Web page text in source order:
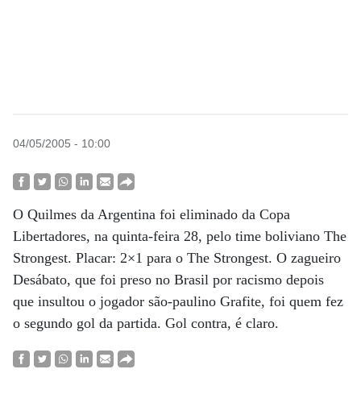
04/05/2005 - 10:00
O Quilmes da Argentina foi eliminado da Copa
Libertadores, na quinta-feira 28, pelo time boliviano The
Strongest. Placar: 2×1 para o The Strongest. O zagueiro
Desábato, que foi preso no Brasil por racismo depois
que insultou o jogador são-paulino Grafite, foi quem fez
o segundo gol da partida. Gol contra, é claro.